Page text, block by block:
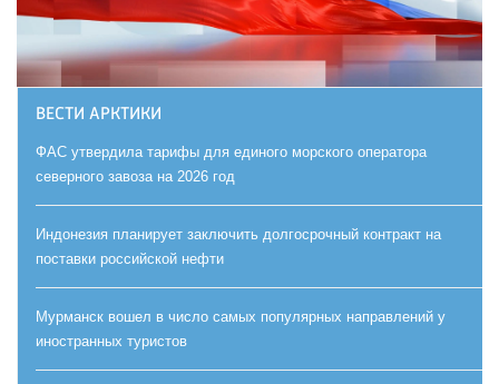
ВЕСТИ АРКТИКИ
ФАС утвердила тарифы для единого морского оператора
северного завоза на 2026 год
Индонезия планирует заключить долгосрочный контракт на
поставки российской нефти
Мурманск вошел в число самых популярных направлений у
иностранных туристов